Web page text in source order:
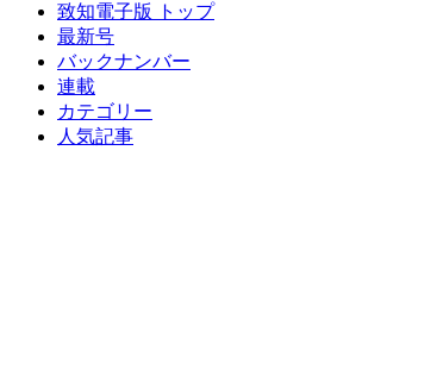
致知電子版 トップ
最新号
バックナンバー
連載
カテゴリー
人気記事